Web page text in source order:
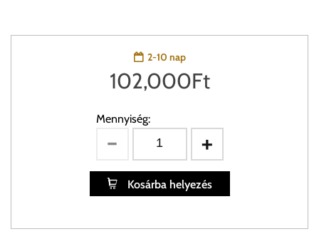
2-10 nap
102,000Ft
Mennyiség:
Kosárba helyezés